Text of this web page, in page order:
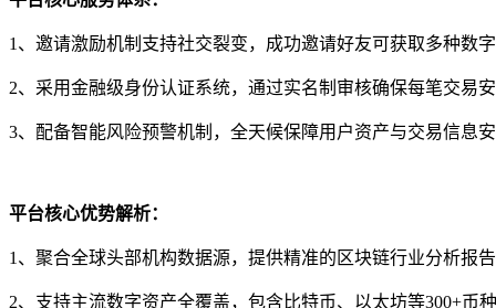
1、邀请激励机制支持社交裂变，成功邀请好友可获取多种数
2、采用金融级身份认证系统，通过实名制审核确保每笔交易
3、配备智能风险预警机制，全天候保障用户资产与交易信息
平台核心优势解析：
1、聚合全球头部机构数据源，提供精准的区块链行业分析报
2、支持主流数字资产全覆盖，包含比特币、以太坊等300+币